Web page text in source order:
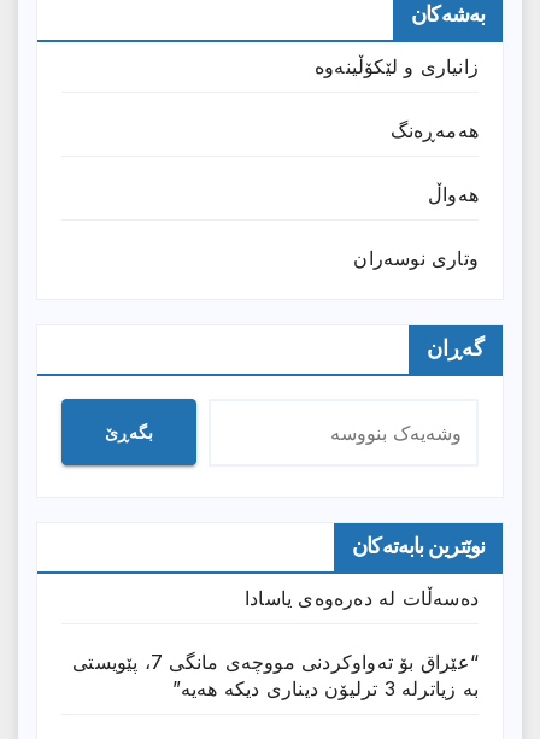
بەشەکان
زانیارى و لێکۆڵینەوە
هەمەڕەنگ
هەواڵ
وتارى نوسەران
گەڕان
بگەڕێ
نوێترین بابەتەکان
دەسەڵات لە دەرەوەی یاسادا
“عێراق بۆ تەواوکردنی مووچەی مانگى 7، پێویستی
بە زیاترلە 3 ترلیۆن دیناری دیکە هەیە”